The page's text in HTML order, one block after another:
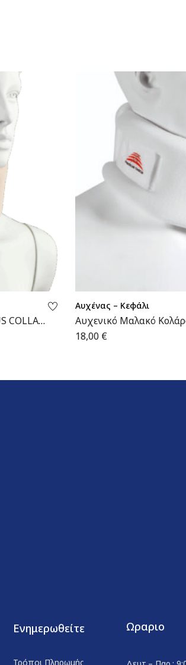
COLLAR
Αυχένας – Κεφάλι
Αυχενικό Μαλακό
Kid | Wemed
18,00 €
Ενημερωθείτε
Τρόποι Πληρωμής
Ωραριο